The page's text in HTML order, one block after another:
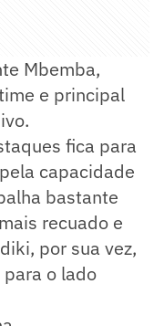
Mbemba,
e principal
fica para
capacidade
bastante
recuado e
por sua vez,
o lado